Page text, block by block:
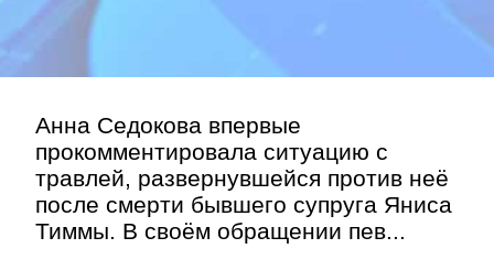
Анна Седокова впервые
прокомментировала ситуацию с
травлей, развернувшейся против неё
после смерти бывшего супруга Яниса
Тиммы. В своём обращении пев...
Контакт